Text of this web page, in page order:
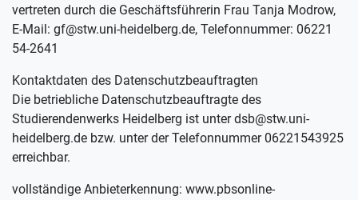
vertreten durch die Geschäftsführerin Frau Tanja Modrow,
E-Mail: gf@stw.uni-heidelberg.de, Telefonnummer: 06221
54-2641
Kontaktdaten des Datenschutzbeauftragten
Die betriebliche Datenschutzbeauftragte des
Studierendenwerks Heidelberg ist unter dsb@stw.uni-
heidelberg.de bzw. unter der Telefonnummer 06221543925
erreichbar.
vollständige Anbieterkennung: www.pbsonline-